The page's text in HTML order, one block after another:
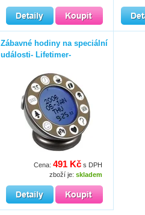
Zábavné hodiny na speciální
události- Lifetimer-
Cena: 491 Kč s DPH
zboží je: skladem